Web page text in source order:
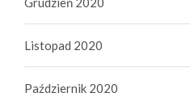
Listopad 2020
Październik 2020